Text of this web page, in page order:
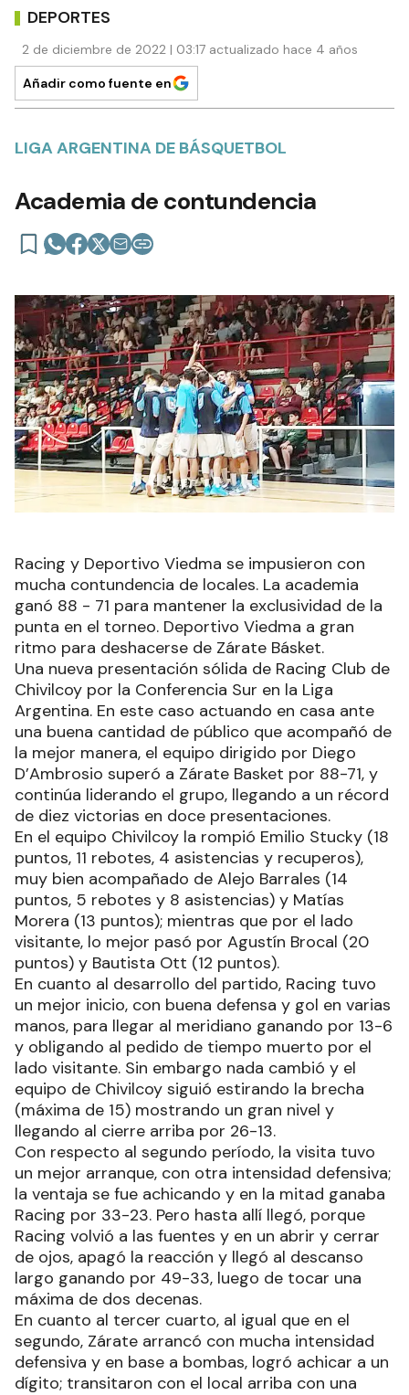
DEPORTES
2 de diciembre de 2022 | 03:17 actualizado hace 4 años
Añadir como fuente en
LIGA ARGENTINA DE BÁSQUETBOL
Academia de contundencia
Racing y Deportivo Viedma se impusieron con
mucha contundencia de locales. La academia
ganó 88 - 71 para mantener la exclusividad de la
punta en el torneo. Deportivo Viedma a gran
ritmo para deshacerse de Zárate Básket.
Una nueva presentación sólida de Racing Club de
Chivilcoy por la Conferencia Sur en la Liga
Argentina. En este caso actuando en casa ante
una buena cantidad de público que acompañó de
la mejor manera, el equipo dirigido por Diego
D’Ambrosio superó a Zárate Basket por 88-71, y
continúa liderando el grupo, llegando a un récord
de diez victorias en doce presentaciones.
En el equipo Chivilcoy la rompió Emilio Stucky (18
puntos, 11 rebotes, 4 asistencias y recuperos),
muy bien acompañado de Alejo Barrales (14
puntos, 5 rebotes y 8 asistencias) y Matías
Morera (13 puntos); mientras que por el lado
visitante, lo mejor pasó por Agustín Brocal (20
puntos) y Bautista Ott (12 puntos).
En cuanto al desarrollo del partido, Racing tuvo
un mejor inicio, con buena defensa y gol en varias
manos, para llegar al meridiano ganando por 13-6
y obligando al pedido de tiempo muerto por el
lado visitante. Sin embargo nada cambió y el
equipo de Chivilcoy siguió estirando la brecha
(máxima de 15) mostrando un gran nivel y
llegando al cierre arriba por 26-13.
Con respecto al segundo período, la visita tuvo
un mejor arranque, con otra intensidad defensiva;
la ventaja se fue achicando y en la mitad ganaba
Racing por 33-23. Pero hasta allí llegó, porque
Racing volvió a las fuentes y en un abrir y cerrar
de ojos, apagó la reacción y llegó al descanso
largo ganando por 49-33, luego de tocar una
máxima de dos decenas.
En cuanto al tercer cuarto, al igual que en el
segundo, Zárate arrancó con mucha intensidad
defensiva y en base a bombas, logró achicar a un
dígito; transitaron con el local arriba con una